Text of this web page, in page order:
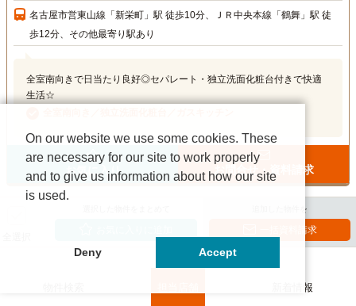
名古屋市営東山線「新栄町」駅 徒歩10分、ＪＲ中央本線「鶴舞」駅 徒
歩12分、その他最寄り駅あり
全室南向きで日当たり良好◎セパレート・独立洗面化粧台付きで快適
生活☆
お気に入り お問合せ・資料請求
追加した物件を
一括資料請求
新着情報
On our website we use some cookies. These
are necessary for our site to work properly
and to give us information about how our site
is used.
Deny Accept